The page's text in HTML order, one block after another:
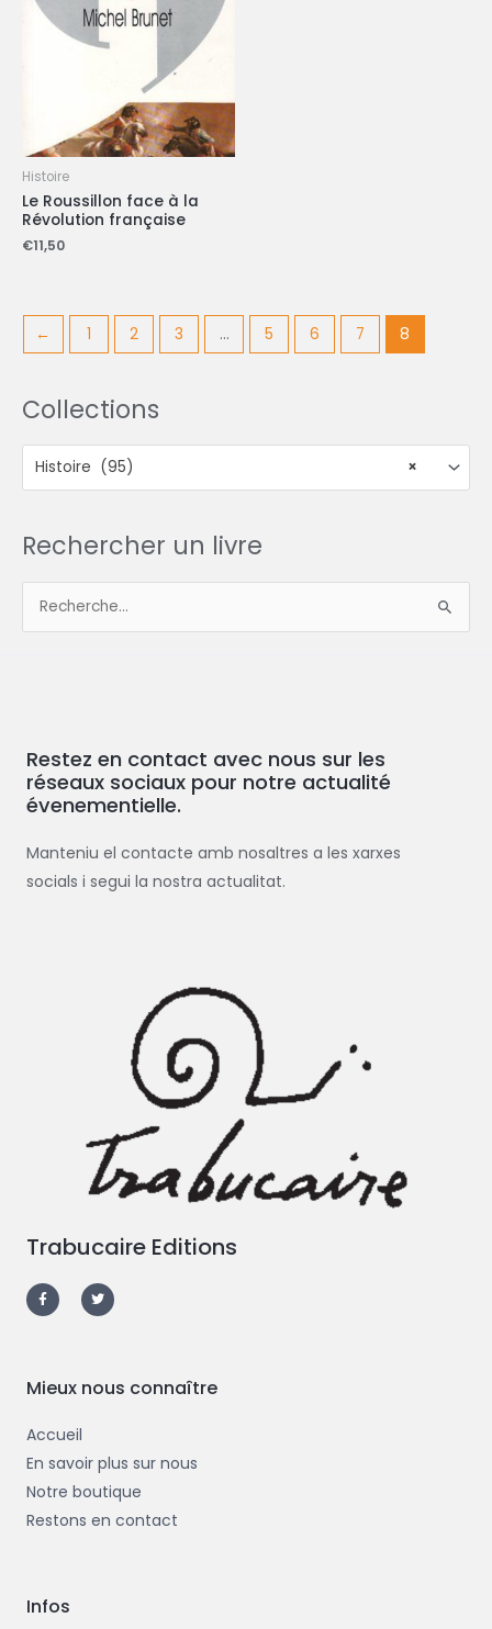
Histoire
Le Roussillon face à la
Révolution française
€11,50
← 1 2 3 … 5 6 7 8
Collections
×
Histoire (95)
Rechercher un livre
c
h
e
Restez en contact avec nous sur les
réseaux sociaux pour notre actualité
évenementielle.
Manteniu el contacte amb nosaltres a les xarxes
socials i segui la nostra actualitat.
Trabucaire Editions
a
c
e
-
f
w
i
t
Mieux nous connaître
Accueil
En savoir plus sur nous
Notre boutique
Restons en contact
Infos